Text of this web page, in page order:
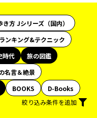
き方 Jシリーズ（国内）
ランキング&テクニック
時代
旅の図鑑
名言＆絶景
BOOKS
D-Books
絞り込み条件を追加